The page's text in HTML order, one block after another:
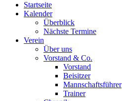
Startseite
Kalender
Überblick
Nächste Termine
Verein
Über uns
Vorstand & Co.
Vorstand
Beisitzer
Mannschaftsführer
Trainer